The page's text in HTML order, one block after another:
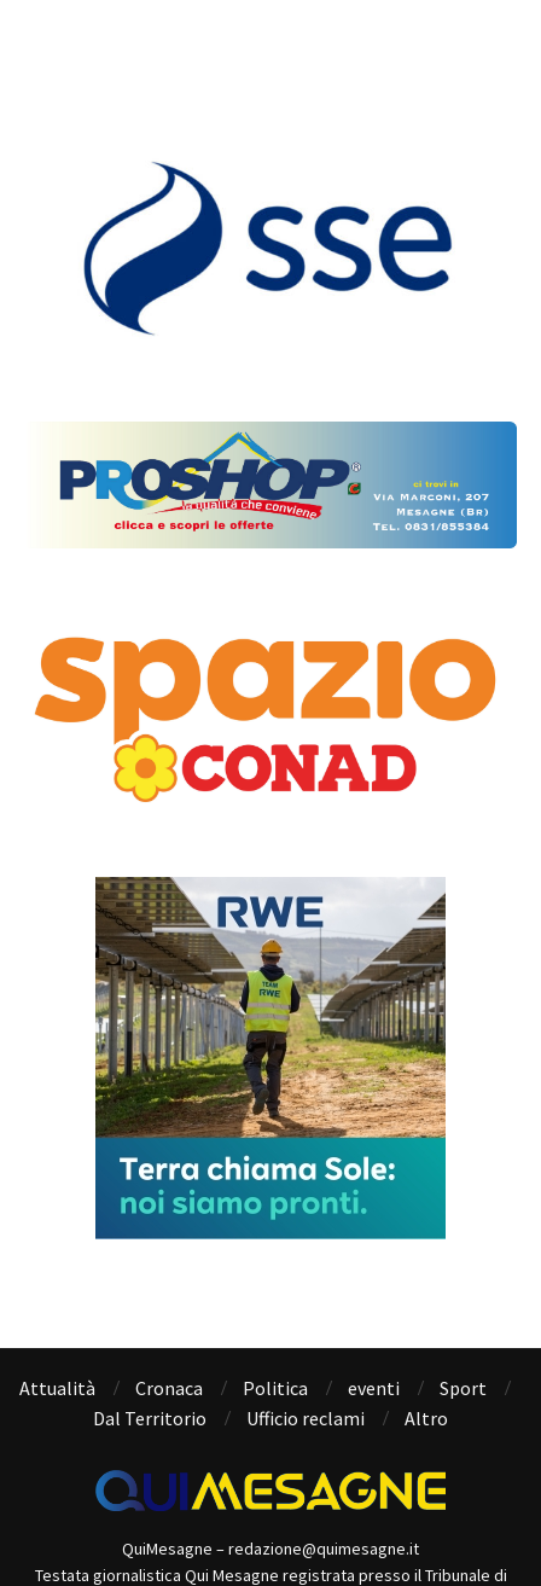
Attualità Cronaca Politica eventi
Sport
Dal Territorio
Ufficio reclami Altro
QuiMesagne – redazione@quimesagne.it
Testata giornalistica Qui Mesagne registrata presso il Tribunale di